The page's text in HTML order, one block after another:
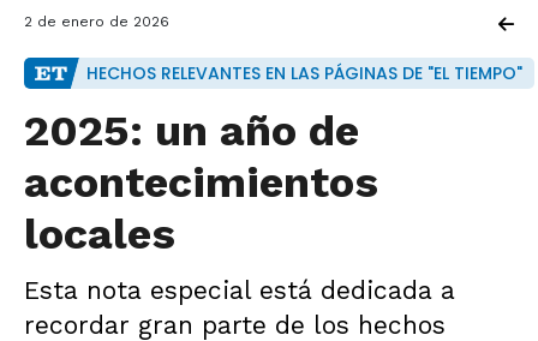
2 de enero de 2026
HECHOS RELEVANTES EN LAS PÁGINAS DE "EL TIEMPO"
2025: un año de
acontecimientos
locales
Esta nota especial está dedicada a
recordar gran parte de los hechos